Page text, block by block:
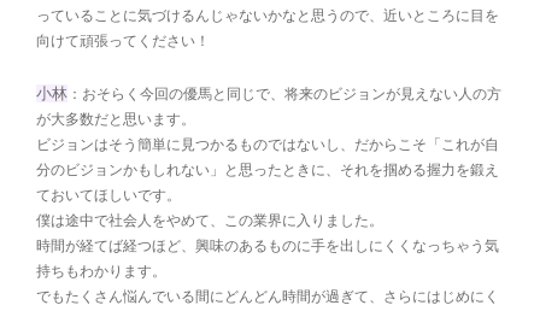
っていることに気づけるんじゃないかなと思うので、近いところに目を
向けて頑張ってください！
小林 ：おそらく今回の優馬と同じで、将来のビジョンが見えない人の方
が大多数だと思います。
ビジョンはそう簡単に見つかるものではないし、だからこそ「これが自
分のビジョンかもしれない」と思ったときに、それを掴める握力を鍛え
ておいてほしいです。
僕は途中で社会人をやめて、この業界に入りました。
時間が経てば経つほど、興味のあるものに手を出しにくくなっちゃう気
持ちもわかります。
でもたくさん悩んでいる間にどんどん時間が過ぎて、さらにはじめにく